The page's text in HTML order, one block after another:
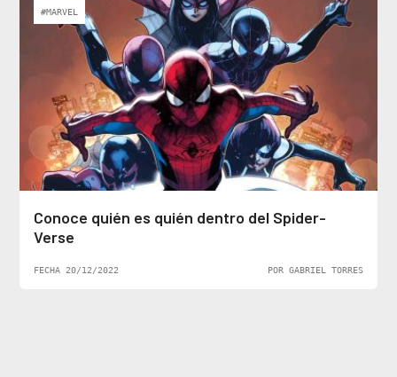
#MARVEL
Conoce quién es quién dentro del Spider-
Verse
FECHA 20/12/2022 POR GABRIEL TORRES